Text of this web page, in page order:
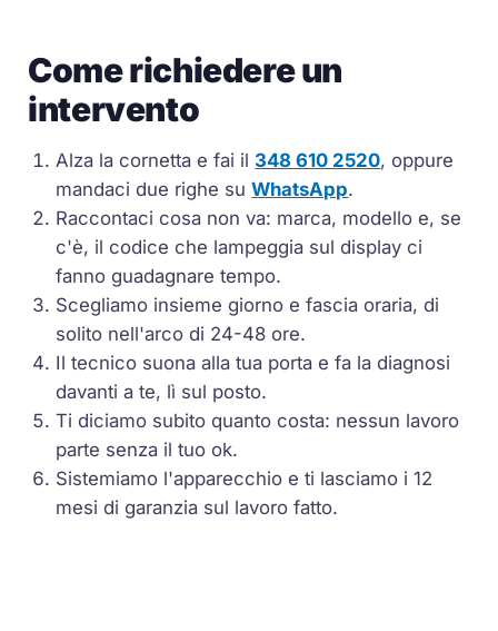
Come richiedere un
intervento
Alza la cornetta e fai il 348 610 2520, oppure
mandaci due righe suWhatsApp.
Raccontaci cosa non va: marca, modello e, se
c'è, il codice che lampeggia sul display ci
fanno guadagnare tempo.
Scegliamo insieme giorno e fascia oraria, di
solito nell'arco di 24-48 ore.
Il tecnico suona alla tua porta e fa la diagnosi
davanti a te, lì sul posto.
Ti diciamo subito quanto costa: nessun lavoro
parte senza il tuo ok.
Sistemiamo l'apparecchio e ti lasciamo i 12
mesi di garanzia sul lavoro fatto.